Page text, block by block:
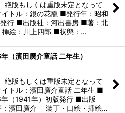
絶版もしくは重版未定となって
トル：銀の花籠 ■発行年：昭和
行 ■出版社：河出書房 ■著：北
絵：川上四郎 ■状態：…
年（濱田廣介童話 二年生）
絶版もしくは重版未定となって
トル：濱田廣介童話 二年生 ■
（1941年）初版発行 ■出版
：濱田廣介 装丁・口絵・挿絵…